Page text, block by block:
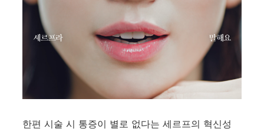
한편 시술 시 통증이 별로 없다는 세르프의 혁신성